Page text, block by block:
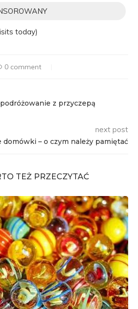
today)
0 comment
z przyczepą
next post
domówki – o czym należy pamiętać
TEŻ PRZECZYTAĆ